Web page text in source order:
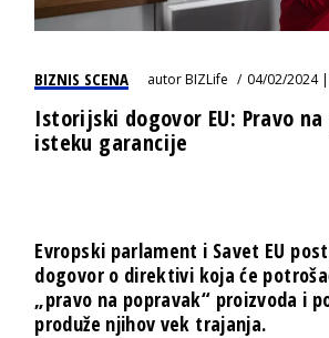
BIZNIS SCENA autorBIZLife 04/02/2024
Istorijski dogovor EU: Pravo
isteku garancije
Evropski parlament i Savet EU
dogovor o direktivi koja će
„pravo na popravak“ proizvoda i
produže njihov vek trajanja.